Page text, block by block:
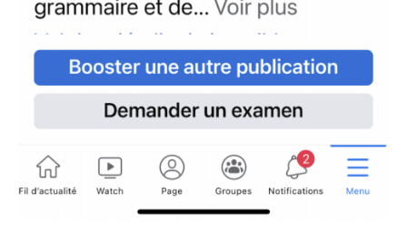
* Champ obligatoire
J'accepte lestermes et conditions
* Champ obligatoire